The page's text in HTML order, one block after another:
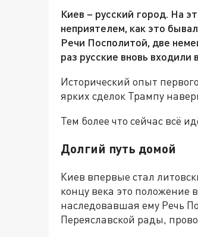
Киев – русский город. На
неприятелем, как это
Речи Посполитой, две
раз русские вновь
Исторический опыт
ярких сделок Трампу
Тем более что сейчас всё
Долгий путь домой
Киев впервые стал
концу века это положение
наследовавшая ему Речь
Переяславской рады,